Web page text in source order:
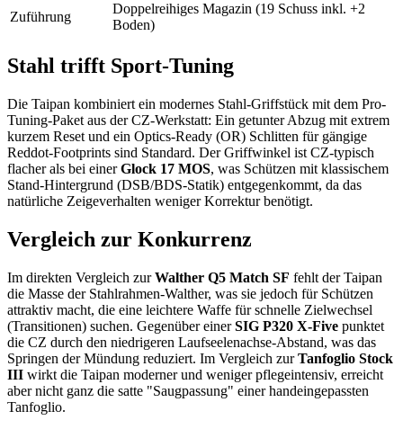
Zuführung
Doppelreihiges Magazin (19 Schuss inkl. +2
Boden)
Stahl trifft Sport-Tuning
Die Taipan kombiniert ein modernes Stahl-Griffstück mit dem Pro-
Tuning-Paket aus der CZ-Werkstatt: Ein getunter Abzug mit extrem
kurzem Reset und ein Optics-Ready (OR) Schlitten für gängige
Reddot-Footprints sind Standard. Der Griffwinkel ist CZ-typisch
flacher als bei einerGlock 17 MOS, was Schützen mit klassischem
Stand-Hintergrund (DSB/BDS-Statik) entgegenkommt, da das
natürliche Zeigeverhalten weniger Korrektur benötigt.
Vergleich zur Konkurrenz
Im direkten Vergleich zurWalther Q5 Match SF fehlt der Taipan
die Masse der Stahlrahmen-Walther, was sie jedoch für Schützen
attraktiv macht, die eine leichtere Waffe für schnelle Zielwechsel
(Transitionen) suchen. Gegenüber einerSIG P320 X-Five punktet
die CZ durch den niedrigeren Laufseelenachse-Abstand, was das
Springen der Mündung reduziert. Im Vergleich zurTanfoglio Stock
III wirkt die Taipan moderner und weniger pflegeintensiv, erreicht
aber nicht ganz die satte "Saugpassung" einer handeingepassten
Tanfoglio.